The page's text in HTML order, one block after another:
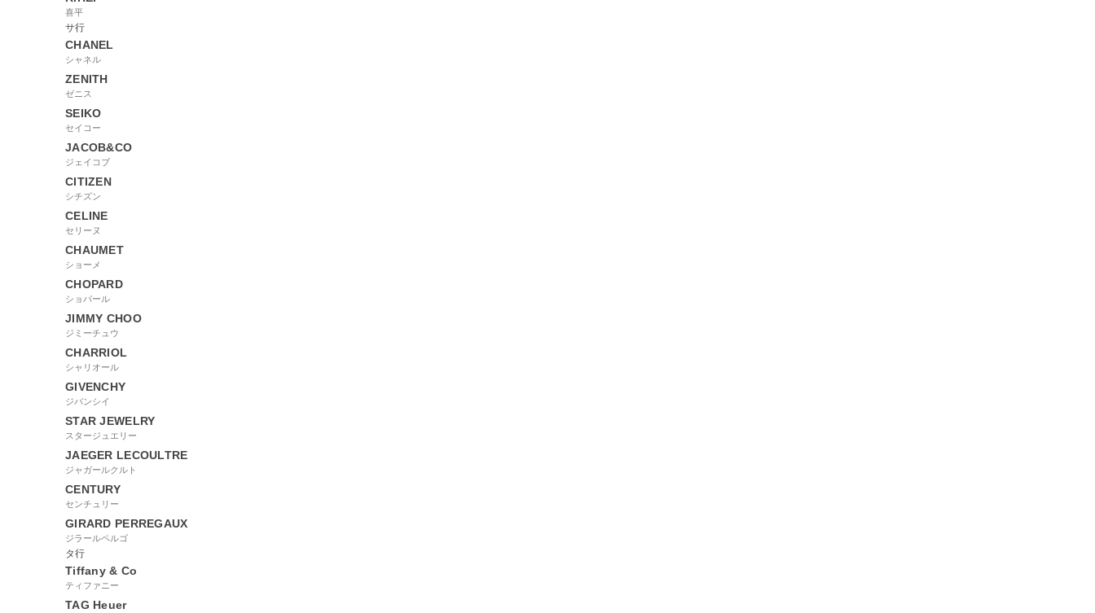
喜平
サ行
CHANEL
シャネル
ZENITH
ゼニス
SEIKO
セイコー
JACOB&CO
ジェイコブ
CITIZEN
シチズン
CELINE
セリーヌ
CHAUMET
ショーメ
CHOPARD
ショパール
JIMMY CHOO
ジミーチュウ
CHARRIOL
シャリオール
GIVENCHY
ジバンシイ
STAR JEWELRY
スタージュエリー
JAEGER LECOULTRE
ジャガールクルト
CENTURY
センチュリー
GIRARD PERREGAUX
ジラールペルゴ
タ行
Tiffany & Co
ティファニー
TAG Heuer